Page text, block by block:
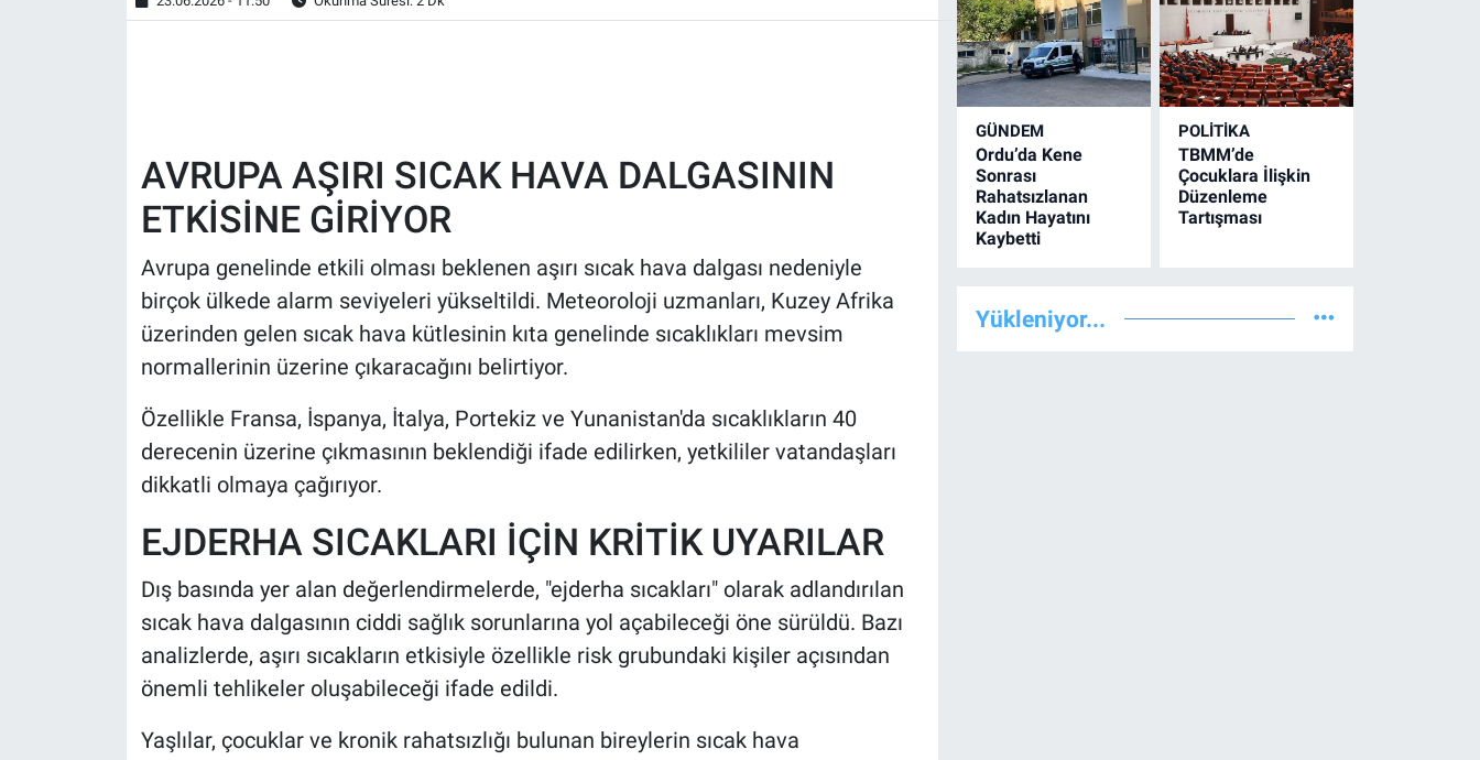
AVRUPA AŞIRI SICAK HAVA DALGASININ
ETKİSİNE GİRİYOR
Avrupa genelinde etkili olması beklenen aşırı sıcak hava dalgası nedeniyle
birçok ülkede alarm seviyeleri yükseltildi. Meteoroloji uzmanları, Kuzey Afrika
üzerinden gelen sıcak hava kütlesinin kıta genelinde sıcaklıkları mevsim
normallerinin üzerine çıkaracağını belirtiyor.
Özellikle Fransa, İspanya, İtalya, Portekiz ve Yunanistan'da sıcaklıkların 40
derecenin üzerine çıkmasının beklendiği ifade edilirken, yetkililer vatandaşları
dikkatli olmaya çağırıyor.
EJDERHA SICAKLARI İÇİN KRİTİK UYARILAR
Dış basında yer alan değerlendirmelerde, "ejderha sıcakları" olarak adlandırılan
sıcak hava dalgasının ciddi sağlık sorunlarına yol açabileceği öne sürüldü. Bazı
analizlerde, aşırı sıcakların etkisiyle özellikle risk grubundaki kişiler açısından
önemli tehlikeler oluşabileceği ifade edildi.
Yaşlılar, çocuklar ve kronik rahatsızlığı bulunan bireylerin sıcak hava
GÜNDEM
Ordu’da Kene
Sonrası
Rahatsızlanan
Kadın Hayatını
Kaybetti
POLİTİKA
TBMM’de
Çocuklara İlişkin
Düzenleme
Tartışması
Yükleniyor...
POLİTİKA
MAGAZİN